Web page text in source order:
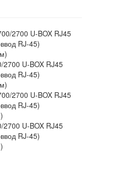
2700 U-BOX RJ45
RJ-45)
2700 U-BOX RJ45
RJ-45)